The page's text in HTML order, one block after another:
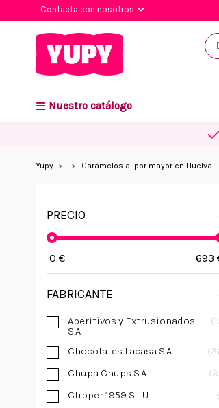
Contacta con nosotros
Nuestro catálogo
Yupy Caramelos al por mayor en Huelva
PRECIO
0 € 693
FABRICANTE
Aperitivos y Extrusionados
S.A
Chocolates Lacasa S.A.
Chupa Chups S.A.
Clipper 1959 S.L.U